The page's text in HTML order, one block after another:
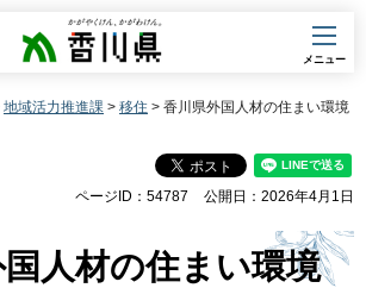
香川県
メニュー
地域活力推進課 > 移住 > 香川県外国人材の住まい環境
ページID：54787 公開日：2026年4月1日
人材の住まい環境